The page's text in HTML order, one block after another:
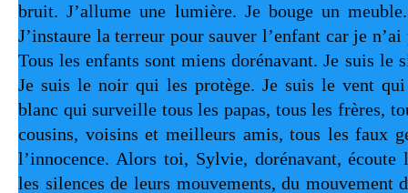
bruit. J’allume une lumière. Je bouge un
J’instaure la terreur pour sauver l’enfant car je
Tous les enfants sont miens dorénavant. Je suis le
Je suis le noir qui les protège. Je suis le vent
blanc qui surveille tous les papas, tous les frères,
cousins, voisins et meilleurs amis, tous les faux
l’innocence. Alors toi, Sylvie, dorénavant, écoute
les silences de leurs mouvements, du mouvement